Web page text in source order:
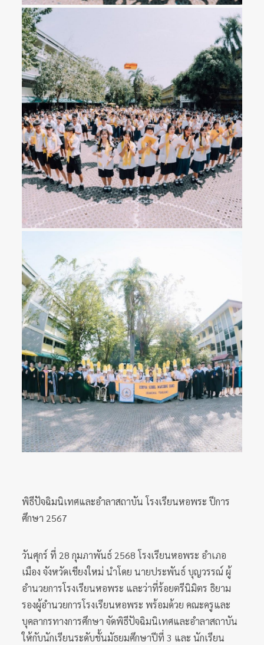
พิธีปัจฉิมนิเทศและอำลาสถาบัน โรงเรียนหอพระ ปีการ
ศึกษา 2567
วันศุกร์ ที่ 28 กุมภาพันธ์ 2568 โรงเรียนหอพระ อำเภอ
เมือง จังหวัดเชียงใหม่ นำโดย นายประพันธ์ บุญวรรณ์ ผู้
อำนวยการโรงเรียนหอพระ และว่าที่ร้อยตรีนิมิตร ธิยาม
รองผู้อำนวยการโรงเรียนหอพระ พร้อมด้วย คณะครูและ
บุคลากรทางการศึกษา จัดพิธีปัจฉิมนิเทศและอำลาสถาบัน
ให้กับนักเรียนระดับชั้นมัธยมศึกษาปีที่ 3 และ นักเรียน